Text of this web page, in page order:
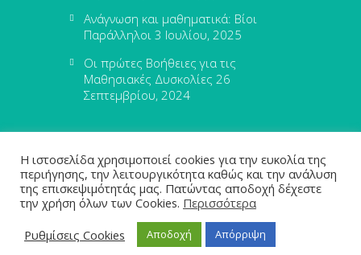
Ανάγνωση και μαθηματικά: Βίοι
Παράλληλοι 3 Ιουλίου, 2025
Οι πρώτες Βοήθειες για τις
Μαθησιακές Δυσκολίες 26
Σεπτεμβρίου, 2024
leximathia.gr © 2024
Η ιστοσελίδα χρησιμοποιεί cookies για την ευκολία της
περιήγησης, την λειτουργικότητα καθώς και την ανάλυση
της επισκεψιμότητάς μας. Πατώντας αποδοχή δέχεστε
την χρήση όλων των Cookies. Περισσότερα
Ρυθμίσεις Cookies
Αποδοχή Απόρριψη